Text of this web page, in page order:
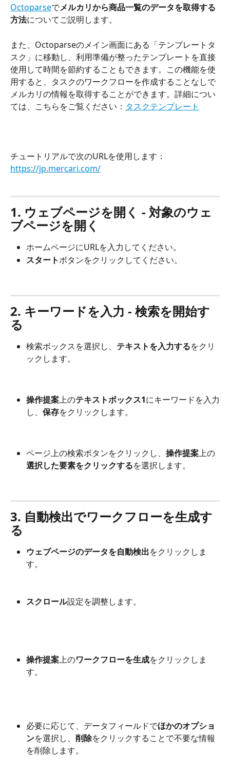
Octoparseでメルカリから商品一覧のデータを取得する
方法についてご説明します。
また、Octoparseのメイン画面にある「テンプレートタ
スク」に移動し、利用準備が整ったテンプレートを直接
使用して時間を節約することもできます。この機能を使
用すると、タスクのワークフローを作成することなしで
メルカリの情報を取得することができます。詳細につい
ては、こちらをご覧ください： タスクテンプレート
チュートリアルで次のURLを使用します：
https://jp.mercari.com/
1. ウェブページを開く - 対象のウェ
ブページを開く
ホームページにURLを入力してください。
スタートボタンをクリックしてください。
2. キーワードを入力 ‐ 検索を開始す
る
検索ボックスを選択し、 テキストを入力するをクリ
ックします。
操作提案上のテキストボックス1にキーワードを入力
し、 保存をクリックします。
ページ上の検索ボタンをクリックし、 操作提案上の
選択した要素をクリックするを選択します。
3. 自動検出でワークフローを生成す
る
ウェブページのデータを自動検出をクリックしま
す。
スクロール設定を調整します。
操作提案上のワークフローを生成をクリックしま
す。
必要に応じて、データフィールドでほかのオプショ
ンを選択し、 削除をクリックすることで不要な情報
を削除します。